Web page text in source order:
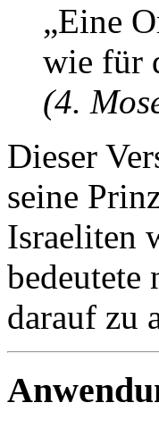
„Eine
wie für
(4.
Dieser
seine
Israeliten
bedeutete
darauf zu